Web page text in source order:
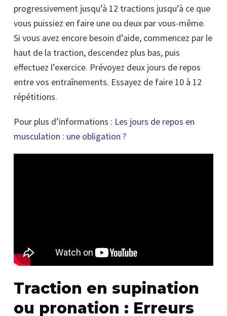
progressivement jusqu’à 12 tractions jusqu’à ce que
vous puissiez en faire une ou deux par vous-même.
Si vous avez encore besoin d’aide, commencez par le
haut de la traction, descendez plus bas, puis
effectuez l’exercice. Prévoyez deux jours de repos
entre vos entraînements. Essayez de faire 10 à 12
répétitions.
Pour plus d’informations : Les jours de repos en
musculation : une obligation ?
Traction en supination
ou pronation : Erreurs